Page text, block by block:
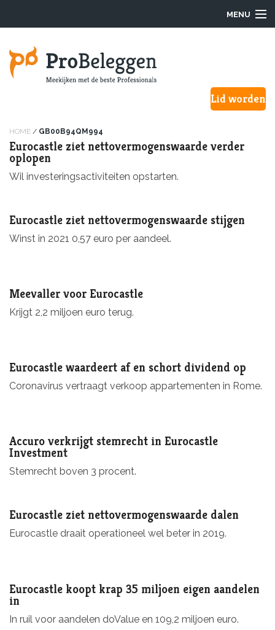
MENU
Hoe werkt het?
Onze Pro’s
Over ons
Lid worden
HOME / GB00B94QM994
Eurocastle ziet nettovermogenswaarde verder
oplopen
Wil investeringsactiviteiten opstarten.
Eurocastle ziet nettovermogenswaarde stijgen
Winst in 2021 0,57 euro per aandeel.
Meevaller voor Eurocastle
Krijgt 2,2 miljoen euro terug.
Eurocastle waardeert af en schort dividend op
Coronavirus vertraagt verkoop appartementen in Rome.
Accuro verkrijgt stemrecht in Eurocastle
Investment
Stemrecht boven 3 procent.
Eurocastle ziet nettovermogenswaarde dalen
Eurocastle draait operationeel wel beter in 2019.
Eurocastle koopt krap 35 miljoen eigen aandelen
in
In ruil voor aandelen doValue en 109,2 miljoen euro.